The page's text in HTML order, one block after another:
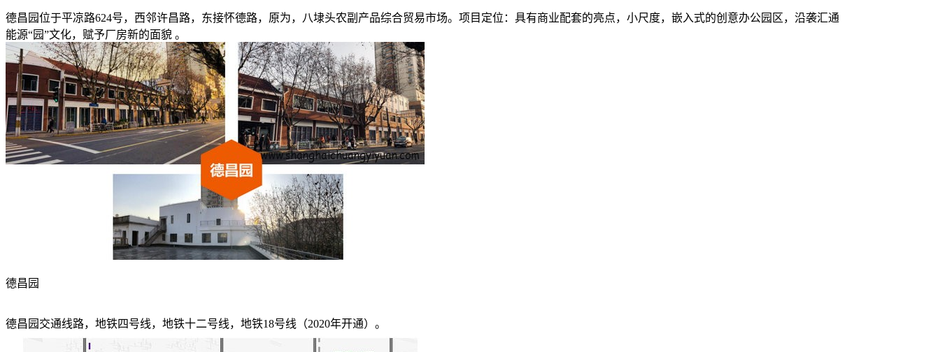
德昌园位于平凉路624号，西邻许昌路，东接怀德路，原为，八埭头农副产品综合贸易市场。项目定位：具有商业配套的亮点，小尺度，嵌入式的创意办公园区，沿袭汇通
能源“园”文化，赋予厂房新的面貌 。
德昌园
德昌园交通线路，地铁四号线，地铁十二号线，地铁18号线（2020年开通）。